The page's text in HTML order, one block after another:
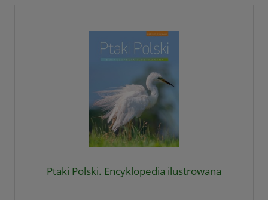
Ptaki Polski. Encyklopedia ilustrowana